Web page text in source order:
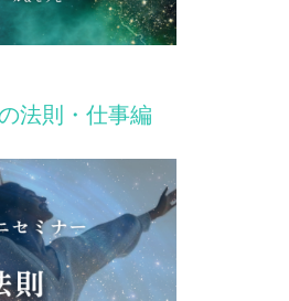
法則・仕事編